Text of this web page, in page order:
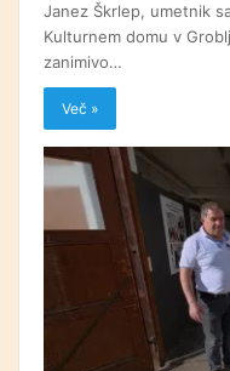
Janez Škrlep, umetnik
Kulturnem domu v
zanimivo…
Več »